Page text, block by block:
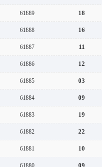
61889 18
61888 16
61887 11
61886 12
61885 03
61884 09
61883 19
61882 22
61881 10
61880 09